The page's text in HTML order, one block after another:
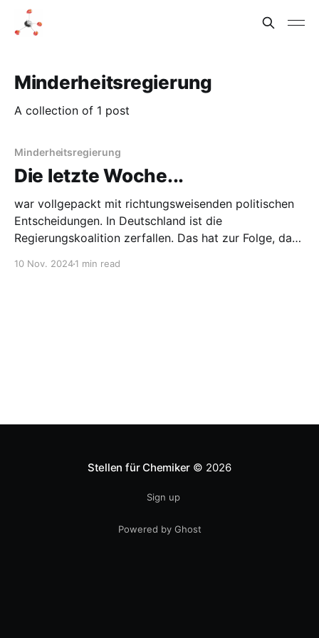
Minderheitsregierung
A collection of 1 post
Minderheitsregierung
Die letzte Woche...
war vollgepackt mit richtungsweisenden politischen
Entscheidungen. In Deutschland ist die
Regierungskoalition zerfallen. Das hat zur Folge, dass
10 Nov. 20241 min read
Stellen für Chemiker © 2026
Sign up
Powered by Ghost